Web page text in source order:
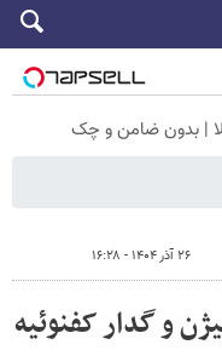
۲۶ آذر ۱۴۰۴ - ۱۶:۲۸
و گدار کفنوئیه